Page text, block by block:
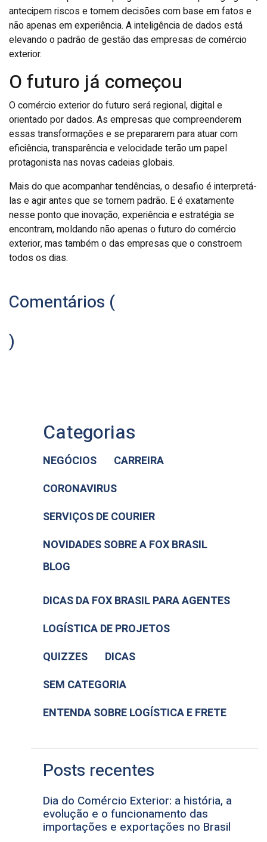
antecipem riscos e tomem decisões com base em fatos e
não apenas em experiência. A inteligência de dados está
elevando o padrão de gestão das empresas de comércio
exterior.
O futuro já começou
O comércio exterior do futuro será regional, digital e
orientado por dados. As empresas que compreenderem
essas transformações e se prepararem para atuar com
eficiência, transparência e velocidade terão um papel
protagonista nas novas cadeias globais.
Mais do que acompanhar tendências, o desafio é interpretá-
las e agir antes que se tornem padrão. E é exatamente
nesse ponto que inovação, experiência e estratégia se
encontram, moldando não apenas o futuro do comércio
exterior, mas também o das empresas que o constroem
todos os dias.
Comentários (
)
Categorias
NEGÓCIOS
CARREIRA
CORONAVIRUS
SERVIÇOS DE COURIER
NOVIDADES SOBRE A FOX BRASIL
BLOG
DICAS DA FOX BRASIL PARA AGENTES
LOGÍSTICA DE PROJETOS
QUIZZES
DICAS
SEM CATEGORIA
ENTENDA SOBRE LOGÍSTICA E FRETE
Posts recentes
Dia do Comércio Exterior: a história, a
evolução e o funcionamento das
importações e exportações no Brasil